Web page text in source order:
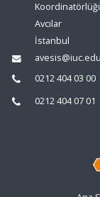
Avcılar
İstanbul
0212 404 03 00
0212 404 07 01